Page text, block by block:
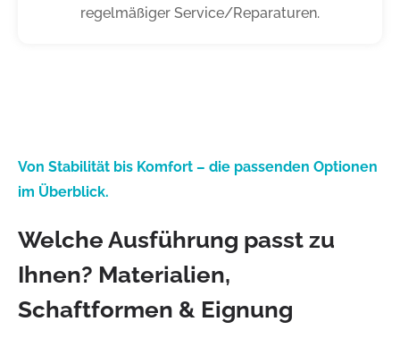
regelmäßiger Service/Reparaturen.
Von Stabilität bis Komfort – die passenden Optionen
im Überblick.
Welche Ausführung passt zu
Ihnen? Materialien,
Schaftformen & Eignung